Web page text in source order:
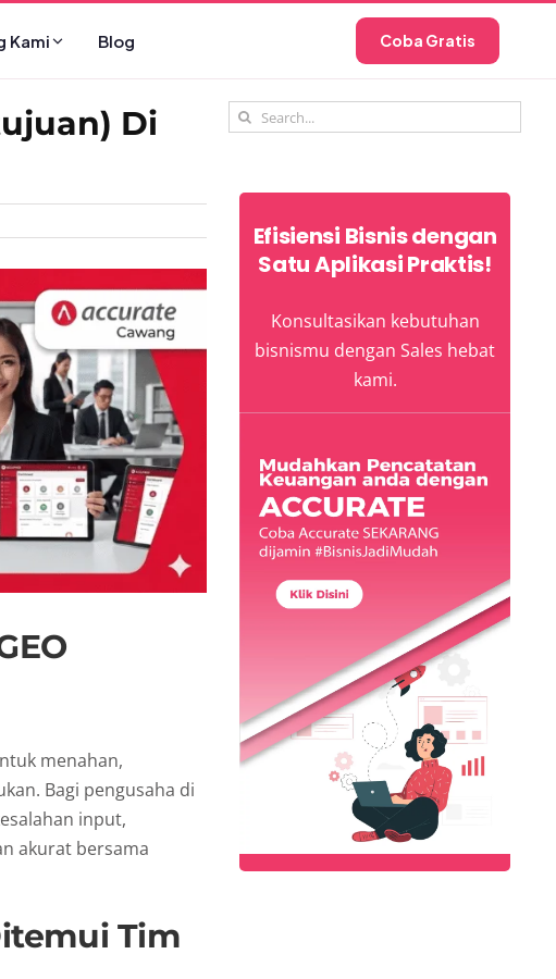
Kami Blog Coba Gratis
Di
menahan,
Bagi pengusaha di
input,
akurat bersama
Tim
Search
Efisiensi Bisnis dengan
Satu Aplikasi Praktis!
Konsultasikan kebutuhan
bisnismu dengan Sales hebat
kami.